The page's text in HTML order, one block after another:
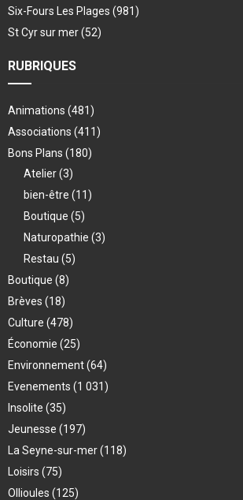
Six-Fours Les Plages (981)
St Cyr sur mer(52)
RUBRIQUES
Animations (481)
Associations (411)
Bons Plans (180)
Atelier(3)
bien-être (11)
Boutique (5)
Naturopathie (3)
Restau (5)
Boutique (8)
Brèves (18)
Culture (478)
Économie (25)
Environnement(64)
Evenements (1 031)
Insolite (35)
Jeunesse (197)
La Seyne-sur-mer(118)
Loisirs (75)
Ollioules (125)